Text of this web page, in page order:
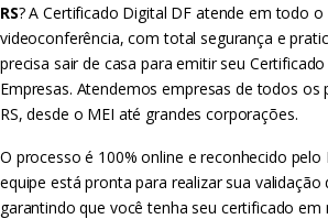
RS? A Certificado Digital DF atende em todo
videoconferência, com total segurança e
precisa sair de casa para emitir seu Certificado
Empresas. Atendemos empresas de todos os
RS, desde o MEI até grandes corporações.
O processo é 100% online e reconhecido pelo
equipe está pronta para realizar sua validação
garantindo que você tenha seu certificado